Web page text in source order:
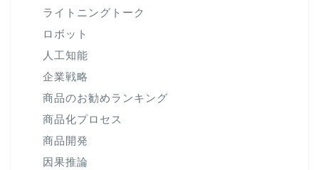
ライトニングトーク
ロボット
人工知能
企業戦略
商品のお勧めランキング
商品化プロセス
商品開発
因果推論